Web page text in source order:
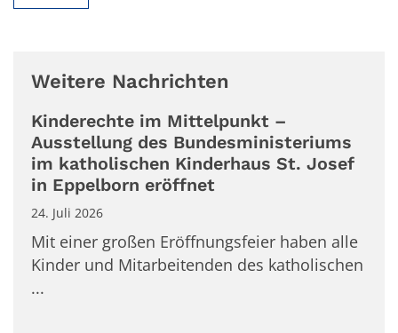
Weitere Nachrichten
Kinderechte im Mittelpunkt –
Ausstellung des Bundesministeriums
im katholischen Kinderhaus St. Josef
in Eppelborn eröffnet
24. Juli 2026
Mit einer großen Eröffnungsfeier haben alle
Kinder und Mitarbeitenden des katholischen
...